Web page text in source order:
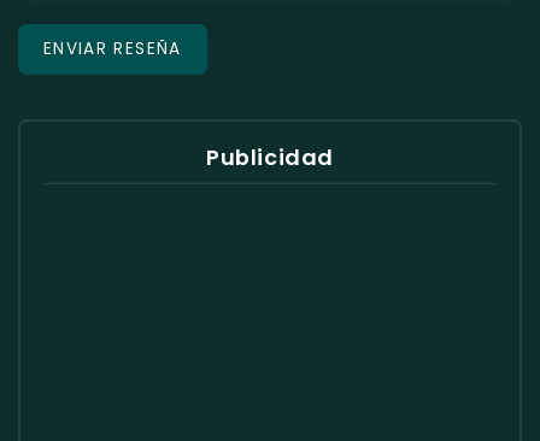
Publicidad